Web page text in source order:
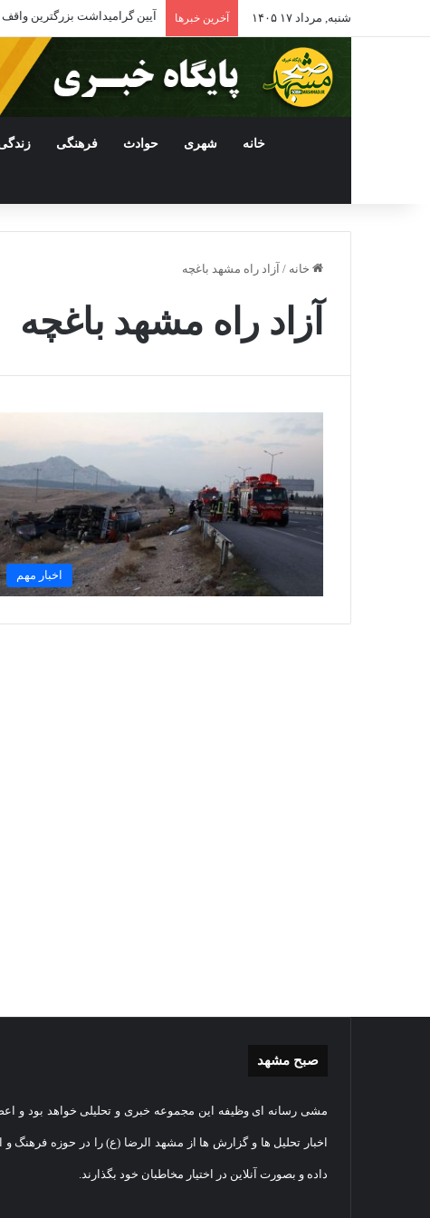
شنبه, مرداد ۱۷ ۱۴۰۵ آخرین خبرها آیین گرامیداشت بزرگترین
خانه شهری حوادث فرهنگی
خانه / آزاد راه مشهد باغچه
آزاد راه مشهد باغچه
اخبار مهم
صبح مشهد
مشی رسانه ای وظیفه این مجموعه خبری و تحلیلی خواهد بود و
اخبار تحلیل ها و گزارش ها از مشهد الرضا (ع) را در حوزه فرهنگ و
داده و بصورت آنلاین در اختیار مخاطبان خود بگذارند.
گرافی
دهکده